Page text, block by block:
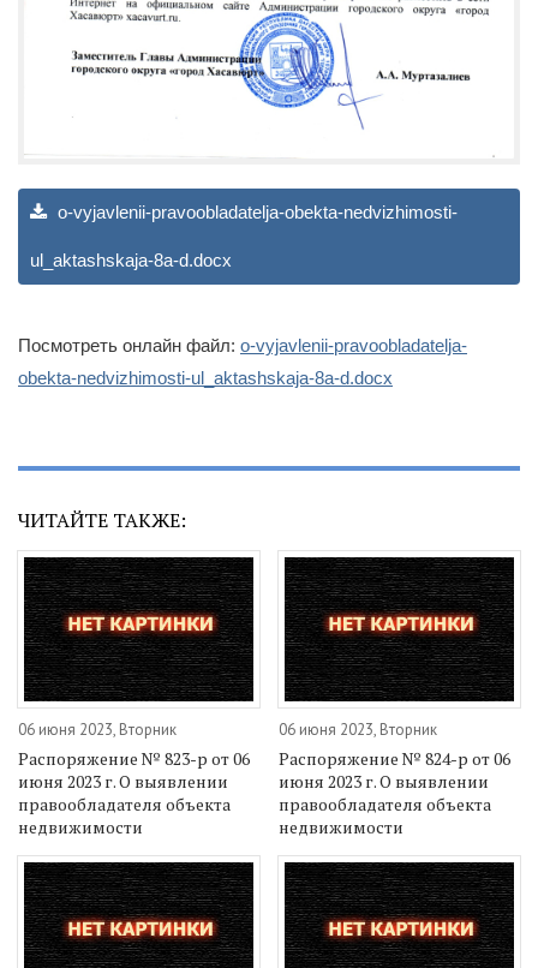
o-vyjavlenii-pravoobladatelja-obekta-nedvizhimosti-
ul_aktashskaja-8a-d.docx
Посмотреть онлайн файл: o-vyjavlenii-pravoobladatelja-
obekta-nedvizhimosti-ul_aktashskaja-8a-d.docx
ЧИТАЙТЕ ТАКЖЕ:
06 июня 2023, Вторник
Распоряжение № 823-р от 06
июня 2023 г. О выявлении
правообладателя объекта
недвижимости
06 июня 2023, Вторник
Распоряжение № 824-р от 06
июня 2023 г. О выявлении
правообладателя объекта
недвижимости